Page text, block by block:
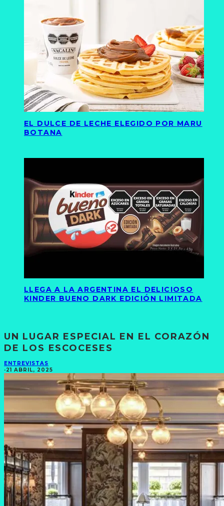
EL DULCE DE LECHE ELEGIDO POR MARU
BOTANA
LLEGA A LA ARGENTINA EL DELICIOSO
KINDER BUENO DARK EDICIÓN LIMITADA
UN LUGAR ESPECIAL EN EL CORAZÓN
DE LOS ESCOCESES
ENTREVISTAS
·21 ABRIL, 2025